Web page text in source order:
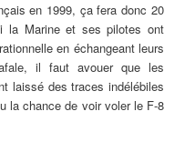
en 1999, ça fera donc 20
la Marine et ses pilotes ont
en échangeant leurs
il faut avouer que les
laissé des traces indélébiles
la chance de voir voler le F-8